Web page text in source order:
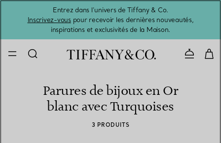
Entrez dans l’univers de Tiffany & Co.
Inscrivez-vouspour recevoir les dernières nouveautés,
inspirations et exclusivités de la Maison.
Parures de bijoux en Or
blanc avec Turquoises
3 PRODUITS